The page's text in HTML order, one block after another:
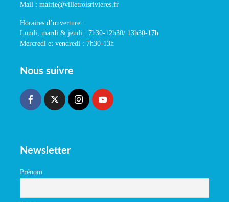
Mail : mairie@villetroisrivieres.fr
Horaires d’ouverture :
Lundi, mardi & jeudi : 7h30-12h30/ 13h30-17h
Mercredi et vendredi : 7h30-13h
Nous suivre
Newsletter
Prénom